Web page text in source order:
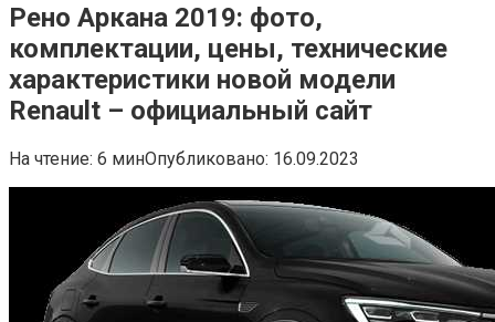
Рено Аркана 2019: фото,
комплектации, цены, технические
характеристики новой модели
Renault – официальный сайт
На чтение: 6 минОпубликовано: 16.09.2023